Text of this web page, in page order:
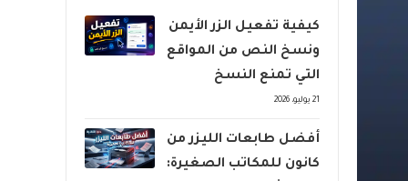
كيفية تفعيل الزر الأيمن
ونسخ النص من المواقع
التي تمنع النسخ
21 يوليو، 2026
أفضل طابعات الليزر من
كانون للمكاتب الصغيرة: